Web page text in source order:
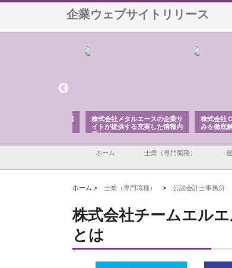
企業ウェブサイトリリース
株式会社メタルエースの企業サ
イトが提供する充実した情報内
容とは
株式会社Ｃ
みを徹底解説
ホーム 士業（専門職種）
ホーム > 士業（専門職種） > 公認会計士事務所
株式会社チームエル
とは